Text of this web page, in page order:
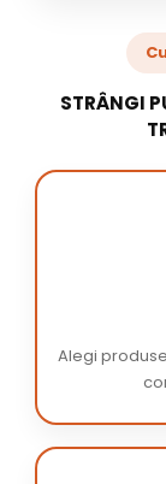
STRÂNGI
Alegi